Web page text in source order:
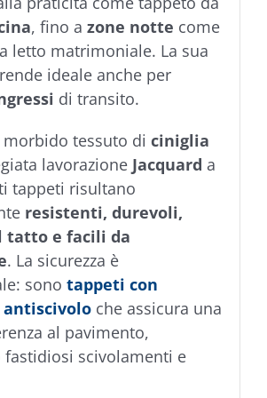
, fino a zone notte come
letto matrimoniale. La sua
ideale anche per
di transito.
morbido tessuto di ciniglia
lavorazione Jacquard a
tappeti risultano
resistenti, durevoli,
tatto e facili da
. La sicurezza è
sono tappeti con
antiscivoloche assicura una
al pavimento,
fastidiosi scivolamenti e